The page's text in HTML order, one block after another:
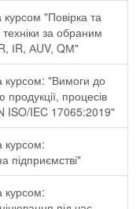
"Повірка та
за обраним
ІR, АUV, QМ"
курсом: "Вимоги до
процесів
ISO/IEC 17065:2019"
курсом:
підприємстві"
курсом: